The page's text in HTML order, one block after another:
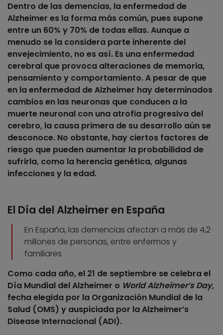
Dentro de las demencias, la enfermedad de
Alzheimer es la forma más común, pues supone
entre un 60% y 70% de todas ellas. Aunque a
menudo se la considera parte inherente del
envejecimiento, no es así. Es unaenfermedad
cerebral que provoca alteraciones de memoria,
pensamiento y comportamiento. A pesar de que
en la enfermedad de Alzheimer hay determinados
cambios en las neuronas que conducen a la
muerte neuronal con una atrofia progresiva del
cerebro, la causa primera de su desarrollo aún se
desconoce. No obstante, hay ciertos factores de
riesgo que pueden aumentar la probabilidad de
sufrirla, como la herencia genética, algunas
infecciones y la edad.
El Día del Alzheimer en España
En España, las demencias afectan a más de 4,2
millones de personas, entre enfermos y
familiares
Como cada año, el 21 de septiembre se celebra el
Día Mundial del Alzheimer o World Alzheimer’s Day,
fecha elegida por la Organización Mundial de la
Salud (OMS) y auspiciada por la Alzheimer’s
Disease Internacional (ADI).